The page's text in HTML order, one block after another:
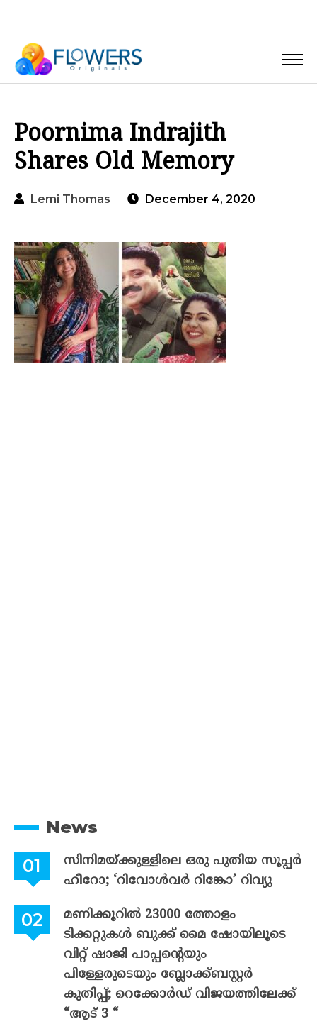
Poornima Indrajith
Shares Old Memory
Lemi Thomas December 4, 2020
News
സിനിമയ്ക്കുള്ളിലെ ഒരു പുതിയ സൂപ്പർ
ഹീറോ; ‘റിവോൾവർ റിങ്കോ’ റിവ്യു
മണിക്കൂറിൽ 23000 ത്തോളം
ടിക്കറ്റുകൾ ബുക്ക് മൈ ഷോയിലൂടെ
വിറ്റ് ഷാജി പാപ്പന്റെയും
പിള്ളേരുടെയും ബ്ലോക്ക്ബസ്റ്റർ
കുതിപ്പ്; റെക്കോർഡ് വിജയത്തിലേക്ക്
“ആട് 3 “